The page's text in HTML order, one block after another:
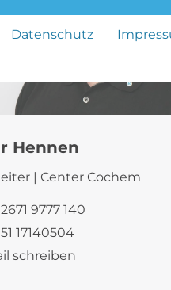
Datenschutz
Hennen
| Center Cochem
9777 140
17140504
schreiben